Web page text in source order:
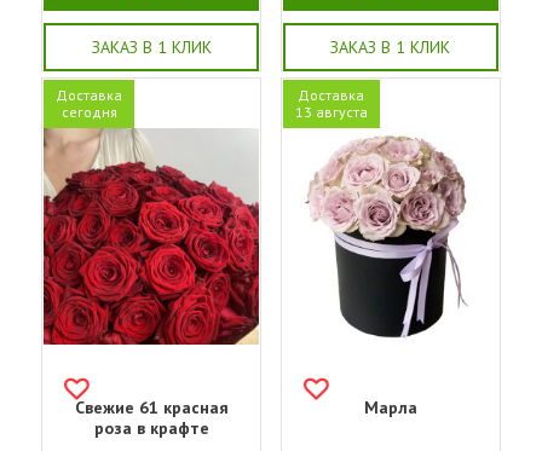
ЗАКАЗ В 1 КЛИК ЗАКАЗ В 1 КЛИК
Доставка
сегодня
Свежие 61 красная
роза в крафте
Доставка
13 августа
Марла